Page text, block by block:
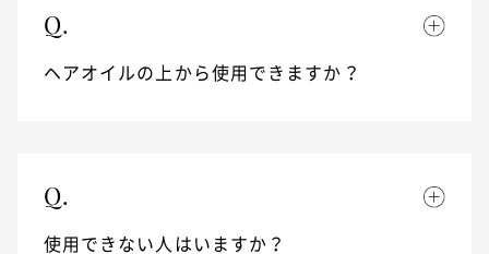
Q.
ヘアオイルの上から使用できますか？
Q.
使用できない人はいますか？